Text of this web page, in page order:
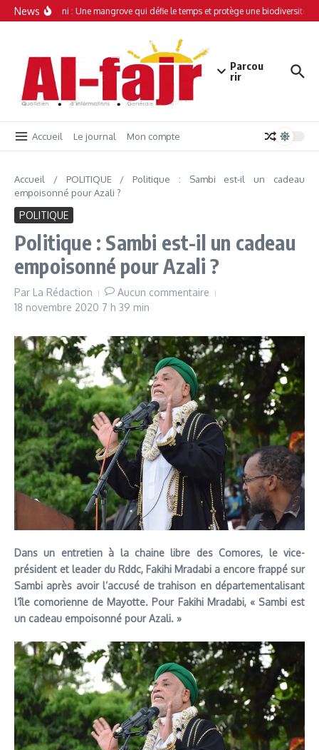
Aller au contenu
News
Simamboini : Une mangrove qui défie le temps et protège une biodiversité
Parcou
rir
Accueil Le journal Mon compte
Accueil / POLITIQUE/ Politique : Sambi est-il un cadeau
empoisonné pour Azali ?
POLITIQUE
Politique : Sambi est-il un cadeau
empoisonné pour Azali ?
Par La Rédaction
Aucun commentaire
18 novembre 2020 7 h 39 min
Dans un entretien à la chaine libre des Comores, le vice-
président et leader du Rddc, Fakihi Mradabi a encore frappé sur
Sambi après avoir l’accusé de trahison en départementalisant
l’île comorienne de Mayotte. Pour Fakihi Mradabi, « Sambi est
un cadeau empoisonné pour Azali. »